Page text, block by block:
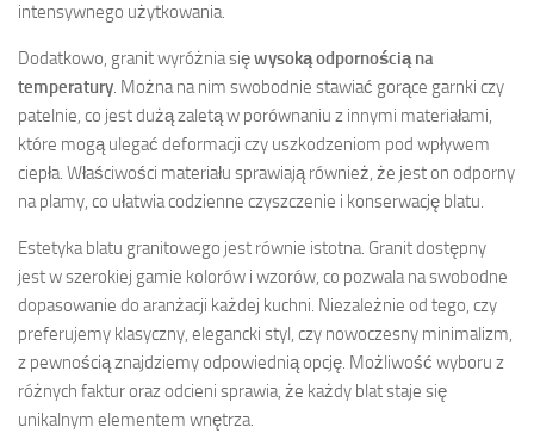
intensywnego użytkowania.
Dodatkowo, granit wyróżnia sięwysoką odpornością na
temperatury. Można na nim swobodnie stawiać gorące garnki czy
patelnie, co jest dużą zaletą w porównaniu z innymi materiałami,
które mogą ulegać deformacji czy uszkodzeniom pod wpływem
ciepła. Właściwości materiału sprawiają również, że jest on odporny
na plamy, co ułatwia codzienne czyszczenie i konserwację blatu.
Estetyka blatu granitowego jest równie istotna. Granit dostępny
jest w szerokiej gamie kolorów i wzorów, co pozwala na swobodne
dopasowanie do aranżacji każdej kuchni. Niezależnie od tego, czy
preferujemy klasyczny, elegancki styl, czy nowoczesny minimalizm,
z pewnością znajdziemy odpowiednią opcję. Możliwość wyboru z
różnych faktur oraz odcieni sprawia, że każdy blat staje się
unikalnym elementem wnętrza.